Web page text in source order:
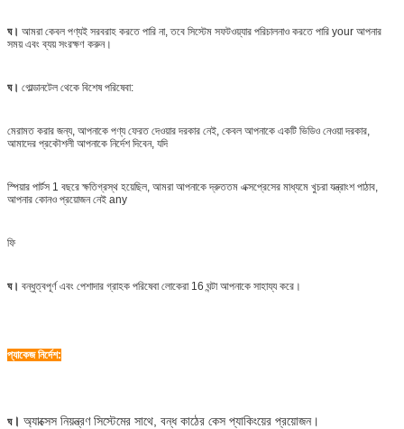
ঘ। আমরা কেবল পণ্যই সরবরাহ করতে পারি না, তবে সিস্টেম সফটওয়্যার পরিচালনাও করতে পারি your আপনার
সময় এবং ব্যয় সংরক্ষণ করুন।
ঘ। গোল্ডানটেল থেকে বিশেষ পরিষেবা:
মেরামত করার জন্য, আপনাকে পণ্য ফেরত দেওয়ার দরকার নেই, কেবল আপনাকে একটি ভিডিও নেওয়া দরকার,
আমাদের প্রকৌশলী আপনাকে নির্দেশ দিবেন, যদি
স্পিয়ার পার্টস 1 বছরে ক্ষতিগ্রস্থ হয়েছিল, আমরা আপনাকে দ্রুততম এক্সপ্রেসের মাধ্যমে খুচরা যন্ত্রাংশ পাঠাব,
আপনার কোনও প্রয়োজন নেই any
ফি
ঘ। বন্ধুত্বপূর্ণ এবং পেশাদার গ্রাহক পরিষেবা লোকেরা 16 ঘন্টা আপনাকে সাহায্য করে।
প্যাকেজ নির্দেশ:
ঘ। অ্যাক্সেস নিয়ন্ত্রণ সিস্টেমের সাথে, বন্ধ কাঠের কেস প্যাকিংয়ের প্রয়োজন।